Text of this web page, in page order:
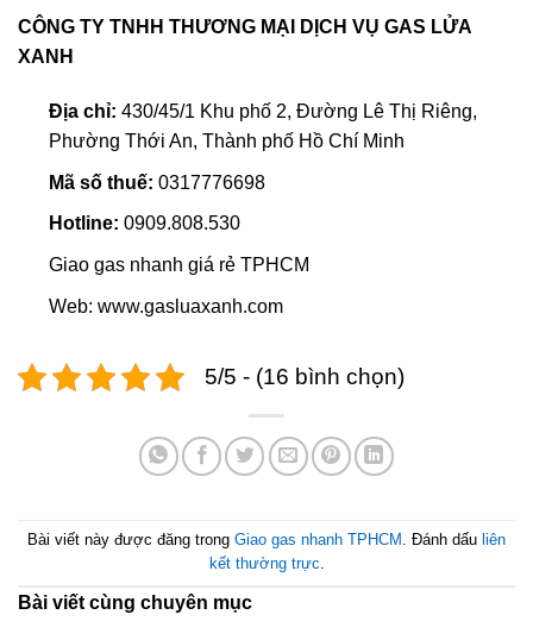
CÔNG TY TNHH THƯƠNG MẠI DỊCH VỤ GAS LỬA
XANH
Địa chỉ: 430/45/1 Khu phố 2, Đường Lê Thị Riêng,
Phường Thới An, Thành phố Hồ Chí Minh
Mã số thuế: 0317776698
Hotline: 0909.808.530
Giao gas nhanh giá rẻ TPHCM
Web: www.gasluaxanh.com
5/5 - (16 bình chọn)
Bài viết này được đăng trong Giao gas nhanh TPHCM . Đánh dấu liên
kết thường trực.
Bài viết cùng chuyên mục